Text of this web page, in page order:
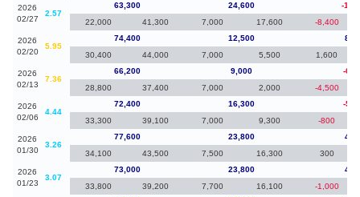
2026
02/27
2.57
63,300 24,600
-
22,000
41,300 7,000 17,600 -8,400
2026
02/20
5.95
74,400 12,500
30,400
44,000 7,000 5,500 1,600
2026
02/13
7.36
66,200 9,000
-
28,800
37,400 7,000 2,000 -4,500
2026
02/06
4.44
72,400 16,300
-
33,300
39,100 7,000 9,300 -800
2026
01/30
3.26
77,600 23,800
34,100
43,500 7,500 16,300 300
2026
01/23
3.07
73,000 23,800
33,800
39,200 7,700 16,100 -1,000